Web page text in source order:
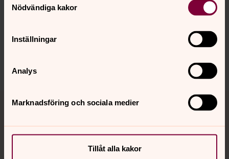
Nödvändiga kakor
Inställningar
Analys
Marknadsföring och sociala medier
Tillåt alla kakor
Senast ändrad 20 september 2024
Synpunkter eller frågor på sidans
johannes.forsamling.sthlm@svenskakyrkan.se